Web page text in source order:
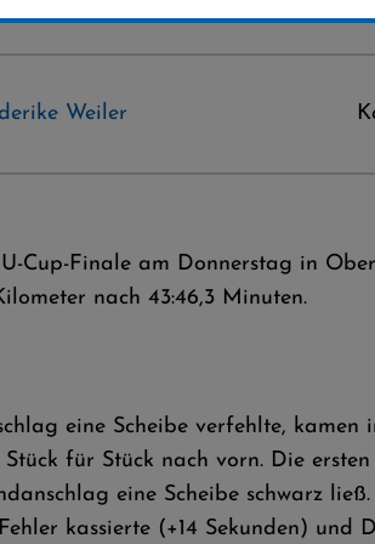
Weiler
Cup-Finale am Donnerstag in
nach 43:46,3 Minuten.
eine Scheibe verfehlte,
für Stück nach vorn. Die
eine Scheibe schwarz
kassierte (+14 Sekunden)